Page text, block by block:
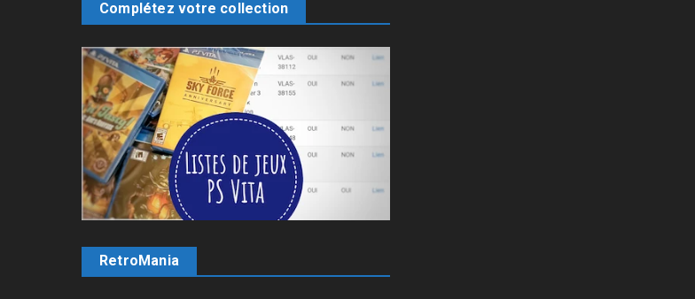
Complétez votre collection
RetroMania